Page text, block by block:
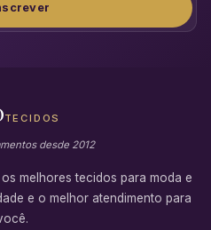
TECIDOS
desde 2012
melhores tecidos para moda e
e o melhor atendimento para